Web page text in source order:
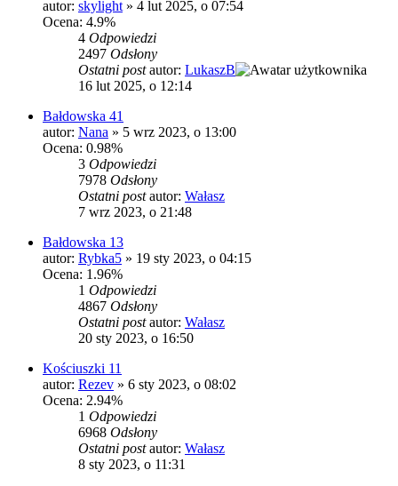
autor: skylight » 4 lut 2025, o 07:54
Ocena: 4.9%
4 Odpowiedzi
2497 Odsłony
Ostatni postautor: LukaszB
16 lut 2025, o 12:14
Bałdowska 41
autor: Nana » 5 wrz 2023, o 13:00
Ocena: 0.98%
3 Odpowiedzi
7978 Odsłony
Ostatni postautor: Wałasz
7 wrz 2023, o 21:48
Bałdowska 13
autor: Rybka5 » 19 sty 2023, o 04:15
Ocena: 1.96%
1 Odpowiedzi
4867 Odsłony
Ostatni postautor: Wałasz
20 sty 2023, o 16:50
Kościuszki 11
autor: Rezev » 6 sty 2023, o 08:02
Ocena: 2.94%
1 Odpowiedzi
6968 Odsłony
Ostatni postautor: Wałasz
8 sty 2023, o 11:31